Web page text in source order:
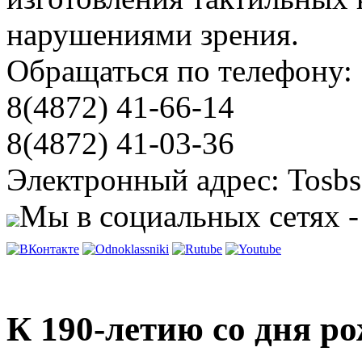
нарушениями зрения.
Обращаться по телефону:
8(4872) 41-66-14
8(4872) 41-03-36
Электронный адрес:
Мы в социальных сетях
К 190-летию со дня